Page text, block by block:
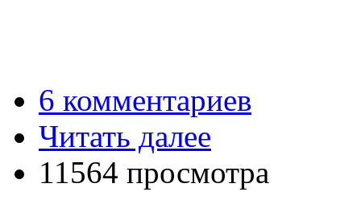
6 комментариев
Читать далее
11564 просмотра